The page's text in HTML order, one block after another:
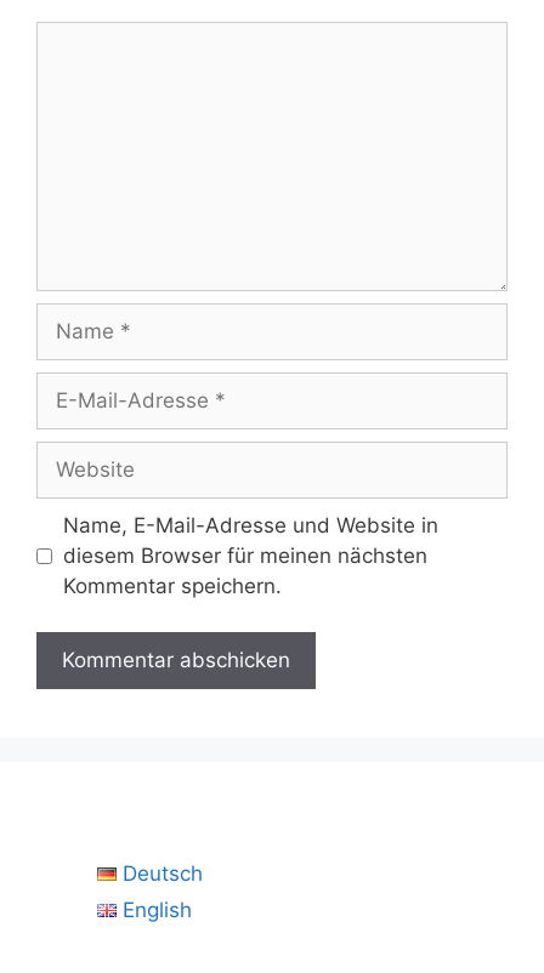
Mail-
Adresse
Name, E-Mail-Adresse und Website in
diesem Browser für meinen nächsten
Kommentar speichern.
Deutsch
English